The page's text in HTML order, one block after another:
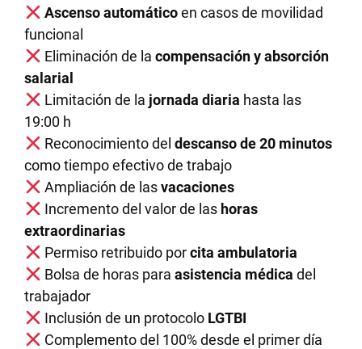
Ascenso automáticoen casos de movilidad
funcional
Eliminación de la compensación y absorción
salarial
Limitación de la jornada diaria hasta las
19:00 h
Reconocimiento del descanso de 20 minutos
como tiempo efectivo de trabajo
Ampliación de lasvacaciones
Incremento del valor de las horas
extraordinarias
Permiso retribuido porcita ambulatoria
Bolsa de horas para asistencia médica del
trabajador
Inclusión de un protocoloLGTBI
Complemento del 100% desde el primer día